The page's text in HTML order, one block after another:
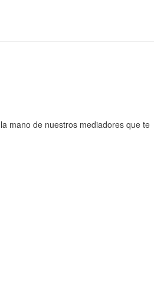
mano de nuestros mediadores que te